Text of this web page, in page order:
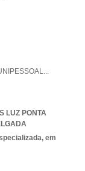
...
LUZ PONTA
em